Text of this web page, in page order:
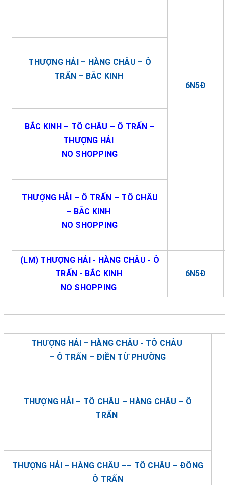
6N5Đ
THƯỢNG HẢI – HÀNG CHÂU – Ô
TRẤN – BẮC KINH
BẮC KINH – TÔ CHÂU – Ô TRẤN –
THƯỢNG HẢI
NO SHOPPING
THƯỢNG HẢI – Ô TRẤN – TÔ CHÂU
– BẮC KINH
NO SHOPPING
(LM) THƯỢNG HẢI - HÀNG CHÂU - Ô
TRẤN - BẮC KINH
NO SHOPPING
6N5Đ
THƯỢNG HẢI – HÀNG CHÂU - TÔ CHÂU
– Ô TRẤN – ĐIỀN TỪ PHƯỜNG
THƯỢNG HẢI – TÔ CHÂU – HÀNG CHÂU – Ô
TRẤN
THƯỢNG HẢI – HÀNG CHÂU –– TÔ CHÂU – ĐÔNG
Ô TRẤN